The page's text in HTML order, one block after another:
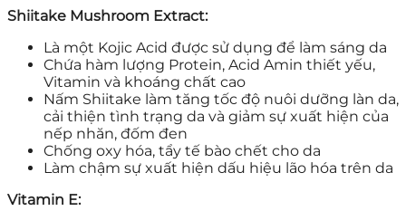
Shiitake Mushroom Extract:
Là một Kojic Acid được sử dụng để làm sáng da
Chứa hàm lượng Protein, Acid Amin thiết yếu,
Vitamin và khoáng chất cao
Nấm Shiitake làm tăng tốc độ nuôi dưỡng làn da,
cải thiện tình trạng da và giảm sự xuất hiện của
nếp nhăn, đốm đen
Chống oxy hóa, tẩy tế bào chết cho da
Làm chậm sự xuất hiện dấu hiệu lão hóa trên da
Vitamin E: